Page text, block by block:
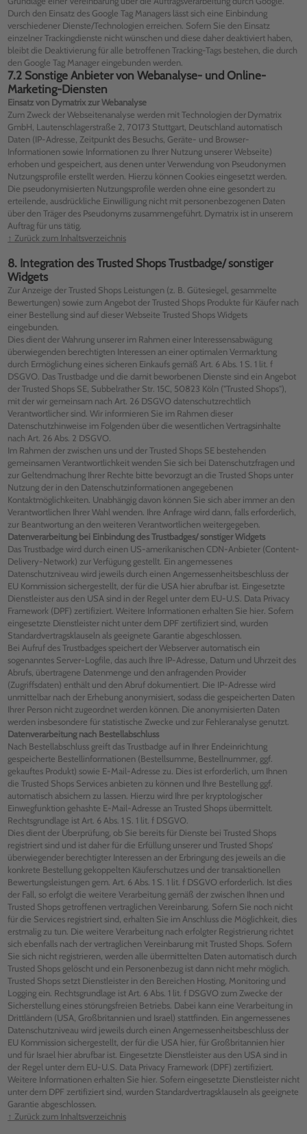
Durch den Einsatz des Google Tag Managers lässt sich eine Einbindung
verschiedener Dienste/Technologien erreichen. Sofern Sie den Einsatz
einzelner Trackingdienste nicht wünschen und diese daher deaktiviert haben,
bleibt die Deaktivierung für alle betroffenen Tracking-Tags bestehen, die durch
den Google Tag Manager eingebunden werden.
7.2 Sonstige Anbieter von Webanalyse- und Online-
Marketing-Diensten
Einsatz von Dymatrix zur Webanalyse
Zum Zweck der Webseitenanalyse werden mit Technologien der Dymatrix
GmbH, Lautenschlagerstraße 2, 70173 Stuttgart, Deutschland automatisch
Daten (IP-Adresse, Zeitpunkt des Besuchs, Geräte- und Browser-
Informationen sowie Informationen zu Ihrer Nutzung unserer Webseite)
erhoben und gespeichert, aus denen unter Verwendung von Pseudonymen
Nutzungsprofile erstellt werden. Hierzu können Cookies eingesetzt werden.
Die pseudonymisierten Nutzungsprofile werden ohne eine gesondert zu
erteilende, ausdrückliche Einwilligung nicht mit personenbezogenen Daten
über den Träger des Pseudonyms zusammengeführt. Dymatrix ist in unserem
Auftrag für uns tätig.
↑ Zurück zum Inhaltsverzeichnis
8. Integration des Trusted Shops Trustbadge/ sonstiger
Widgets
Zur Anzeige der Trusted Shops Leistungen (z. B. Gütesiegel, gesammelte
Bewertungen) sowie zum Angebot der Trusted Shops Produkte für Käufer nach
einer Bestellung sind auf dieser Webseite Trusted Shops Widgets
eingebunden.
Dies dient der Wahrung unserer im Rahmen einer Interessensabwägung
überwiegenden berechtigten Interessen an einer optimalen Vermarktung
durch Ermöglichung eines sicheren Einkaufs gemäß Art. 6 Abs. 1 S. 1 lit. f
DSGVO. Das Trustbadge und die damit beworbenen Dienste sind ein Angebot
der Trusted Shops SE, Subbelrather Str. 15C, 50823 Köln ("Trusted Shops"),
mit der wir gemeinsam nach Art. 26 DSGVO datenschutzrechtlich
Verantwortlicher sind. Wir informieren Sie im Rahmen dieser
Datenschutzhinweise im Folgenden über die wesentlichen Vertragsinhalte
nach Art. 26 Abs. 2 DSGVO.
Im Rahmen der zwischen uns und der Trusted Shops SE bestehenden
gemeinsamen Verantwortlichkeit wenden Sie sich bei Datenschutzfragen und
zur Geltendmachung Ihrer Rechte bitte bevorzugt an die Trusted Shops unter
Nutzung der in den Datenschutzinformationen angegebenen
Kontaktmöglichkeiten. Unabhängig davon können Sie sich aber immer an den
Verantwortlichen Ihrer Wahl wenden. Ihre Anfrage wird dann, falls erforderlich,
zur Beantwortung an den weiteren Verantwortlichen weitergegeben.
Datenverarbeitung bei Einbindung des Trustbadges/ sonstiger Widgets
Das Trustbadge wird durch einen US-amerikanischen CDN-Anbieter (Content-
Delivery-Network) zur Verfügung gestellt. Ein angemessenes
Datenschutzniveau wird jeweils durch einen Angemessenheitsbeschluss der
EU Kommission sichergestellt, der für die USA hier abrufbar ist. Eingesetzte
Dienstleister aus den USA sind in der Regel unter dem EU-U.S. Data Privacy
Framework (DPF) zertifiziert. Weitere Informationen erhalten Sie hier. Sofern
eingesetzte Dienstleister nicht unter dem DPF zertifiziert sind, wurden
Standardvertragsklauseln als geeignete Garantie abgeschlossen.
Bei Aufruf des Trustbadges speichert der Webserver automatisch ein
sogenanntes Server-Logfile, das auch Ihre IP-Adresse, Datum und Uhrzeit des
Abrufs, übertragene Datenmenge und den anfragenden Provider
(Zugriffsdaten) enthält und den Abruf dokumentiert. Die IP-Adresse wird
unmittelbar nach der Erhebung anonymisiert, sodass die gespeicherten Daten
Ihrer Person nicht zugeordnet werden können. Die anonymisierten Daten
werden insbesondere für statistische Zwecke und zur Fehleranalyse genutzt.
Datenverarbeitung nach Bestellabschluss
Nach Bestellabschluss greift das Trustbadge auf in Ihrer Endeinrichtung
gespeicherte Bestellinformationen (Bestellsumme, Bestellnummer, ggf.
gekauftes Produkt) sowie E-Mail-Adresse zu. Dies ist erforderlich, um Ihnen
die Trusted Shops Services anbieten zu können und Ihre Bestellung ggf.
automatisch absichern zu lassen. Hierzu wird Ihre per kryptologischer
Einwegfunktion gehashte E-Mail-Adresse an Trusted Shops übermittelt.
Rechtsgrundlage ist Art. 6 Abs. 1 S. 1 lit. f DSGVO.
Dies dient der Überprüfung, ob Sie bereits für Dienste bei Trusted Shops
registriert sind und ist daher für die Erfüllung unserer und Trusted Shops‘
überwiegender berechtigter Interessen an der Erbringung des jeweils an die
konkrete Bestellung gekoppelten Käuferschutzes und der transaktionellen
Bewertungsleistungen gem. Art. 6 Abs. 1 S. 1 lit. f DSGVO erforderlich. Ist dies
der Fall, so erfolgt die weitere Verarbeitung gemäß der zwischen Ihnen und
Trusted Shops getroffenen vertraglichen Vereinbarung. Sofern Sie noch nicht
für die Services registriert sind, erhalten Sie im Anschluss die Möglichkeit, dies
erstmalig zu tun. Die weitere Verarbeitung nach erfolgter Registrierung richtet
sich ebenfalls nach der vertraglichen Vereinbarung mit Trusted Shops. Sofern
Sie sich nicht registrieren, werden alle übermittelten Daten automatisch durch
Trusted Shops gelöscht und ein Personenbezug ist dann nicht mehr möglich.
Trusted Shops setzt Dienstleister in den Bereichen Hosting, Monitoring und
Logging ein. Rechtsgrundlage ist Art. 6 Abs. 1 lit. f DSGVO zum Zwecke der
Sicherstellung eines störungsfreien Betriebs. Dabei kann eine Verarbeitung in
Drittländern (USA, Großbritannien und Israel) stattfinden. Ein angemessenes
Datenschutzniveau wird jeweils durch einen Angemessenheitsbeschluss der
EU Kommission sichergestellt, der für die USA hier, für Großbritannien hier
und für Israel hier abrufbar ist. Eingesetzte Dienstleister aus den USA sind in
der Regel unter dem EU-U.S. Data Privacy Framework (DPF) zertifiziert.
Weitere Informationen erhalten Sie hier. Sofern eingesetzte Dienstleister nicht
unter dem DPF zertifiziert sind, wurden Standardvertragsklauseln als geeignete
Garantie abgeschlossen.
↑ Zurück zum Inhaltsverzeichnis